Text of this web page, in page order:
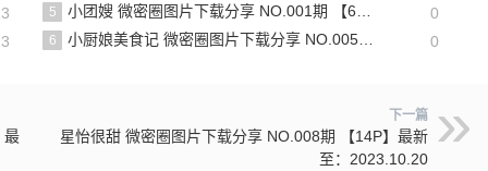
5 小团嫂 微密圈图片下载分享 NO.001期 【65P】 0
6 小厨娘美食记 微密圈图片下载分享 NO.005期 【9P】 0
最
下一篇
星怡很甜 微密圈图片下载分享 NO.008期 【14P】最新
至：2023.10.20